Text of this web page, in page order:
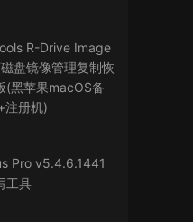
R-Drive Image
盘镜像管理复制恢
(黑苹果macOS备
注册机)
Pro v5.4.6.1441
工具